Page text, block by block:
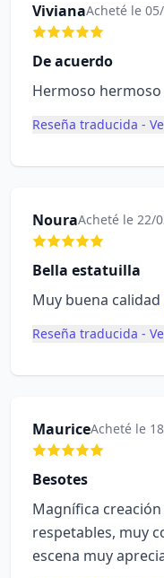
VivianaAcheté le
De acuerdo
Hermoso hermoso
Reseña traducida -
NouraAcheté le 22/
Bella estatuilla
Muy buena
Reseña traducida -
MauriceAcheté le
Besotes
Magnífica
respetables, muy
escena muy